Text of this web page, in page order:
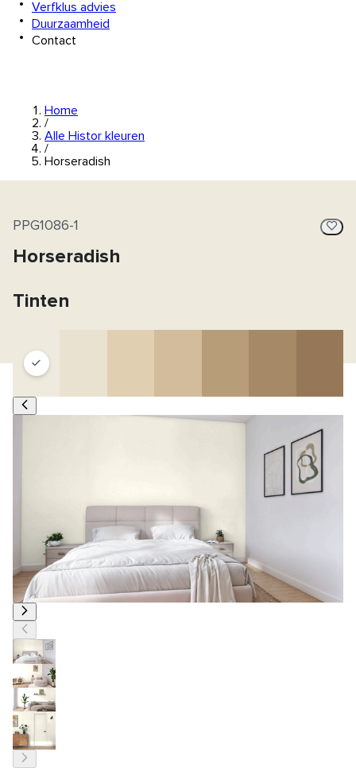
Verfklus advies
Duurzaamheid
Contact
Home
/
Alle Histor kleuren
/
Horseradish
PPG1086-1
Horseradish
Tinten